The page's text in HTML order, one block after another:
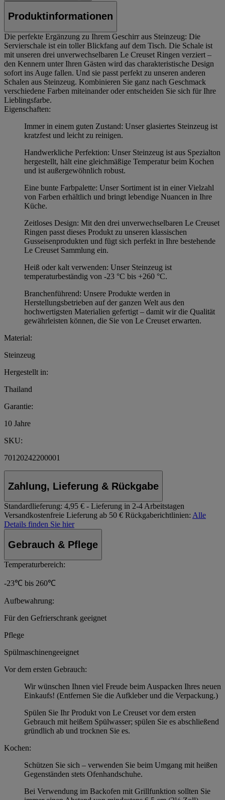
Produktinformationen
Die perfekte Ergänzung zu Ihrem Geschirr aus Steinzeug: Die
Servierschale ist ein toller Blickfang auf dem Tisch. Die Schale ist
mit unseren drei unverwechselbaren Le Creuset Ringen verziert –
den Kennern unter Ihren Gästen wird das charakteristische Design
sofort ins Auge fallen. Und sie passt perfekt zu unseren anderen
Schalen aus Steinzeug. Kombinieren Sie ganz nach Geschmack
verschiedene Farben miteinander oder entscheiden Sie sich für Ihre
Lieblingsfarbe.
Eigenschaften:
Immer in einem guten Zustand: Unser glasiertes Steinzeug ist
kratzfest und leicht zu reinigen.
Handwerkliche Perfektion: Unser Steinzeug ist aus Spezialton
hergestellt, hält eine gleichmäßige Temperatur beim Kochen
und ist außergewöhnlich robust.
Eine bunte Farbpalette: Unser Sortiment ist in einer Vielzahl
von Farben erhältlich und bringt lebendige Nuancen in Ihre
Küche.
Zeitloses Design: Mit den drei unverwechselbaren Le Creuset
Ringen passt dieses Produkt zu unseren klassischen
Gusseisenprodukten und fügt sich perfekt in Ihre bestehende
Le Creuset Sammlung ein.
Heiß oder kalt verwenden: Unser Steinzeug ist
temperaturbeständig von -23 °C bis +260 °C.
Branchenführend: Unsere Produkte werden in
Herstellungsbetrieben auf der ganzen Welt aus den
hochwertigsten Materialien gefertigt – damit wir die Qualität
gewährleisten können, die Sie von Le Creuset erwarten.
Material:
Steinzeug
Hergestellt in:
Thailand
Garantie:
10 Jahre
SKU:
70120242200001
Zahlung, Lieferung & Rückgabe
Standardlieferung: 4,95 € - Lieferung in 2-4 Arbeitstagen
Versandkostenfreie Lieferung ab 50 € Rückgaberichtlinien: Alle
Details finden Sie hier
Gebrauch & Pflege
Temperaturbereich:
-23℃ bis 260℃
Aufbewahrung:
Für den Gefrierschrank geeignet
Pflege
Spülmaschinengeeignet
Vor dem ersten Gebrauch:
Wir wünschen Ihnen viel Freude beim Auspacken Ihres neuen
Einkaufs! (Entfernen Sie die Aufkleber und die Verpackung.)
Spülen Sie Ihr Produkt von Le Creuset vor dem ersten
Gebrauch mit heißem Spülwasser; spülen Sie es abschließend
gründlich ab und trocknen Sie es.
Kochen:
Schützen Sie sich – verwenden Sie beim Umgang mit heißen
Gegenständen stets Ofenhandschuhe.
Bei Verwendung im Backofen mit Grillfunktion sollten Sie